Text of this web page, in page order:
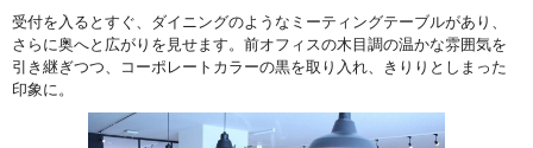
受付を入るとすぐ、ダイニングのようなミーティングテーブルがあり、
さらに奥へと広がりを見せます。前オフィスの木目調の温かな雰囲気を
引き継ぎつつ、コーポレートカラーの黒を取り入れ、きりりとしまった
印象に。